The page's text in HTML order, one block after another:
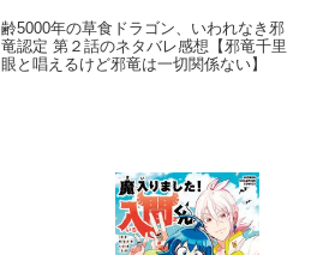
齢5000年の草食ドラゴン、いわれなき邪
竜認定 第２話のネタバレ感想【邪竜千里
眼と唱えるけど邪竜は一切関係ない】